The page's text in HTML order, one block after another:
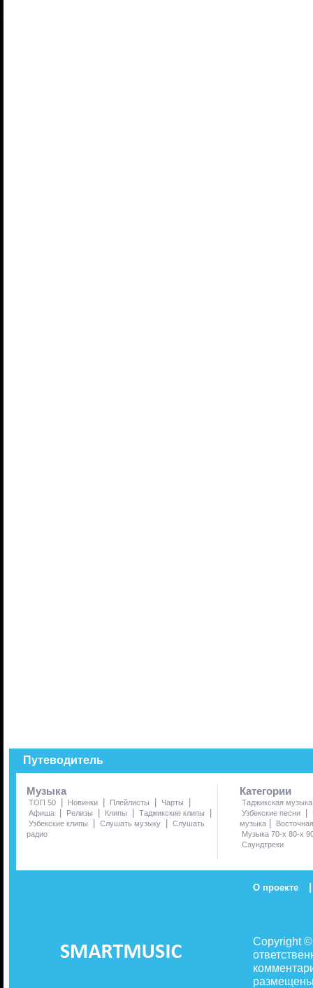
Путеводитель
Музыка
ТОП 50 | Новинки | Плейлисты | Чарты |
Афиша | Релизы | Клипы | Таджикские клипы |
Узбекские клипы | Слушать музыку | Слушать
радио
Категории
Таджикская музыка
Узбекские песни
|
музыка |
Музыка 70-х 80-х
Саундтреки
О проекте |
Copyright
размещены